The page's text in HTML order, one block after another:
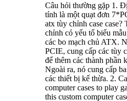
Câu hỏi thường gặp 1.
tính là một quạt đơn
atx tùy chỉnh case
chỉnh có yếu tố biểu
các bo mạch chủ ATX.
PCIE, cung cấp các tùy
để thêm các thành phần
Ngoài ra, nó cung cấp
các thiết bị kế thừa. 2.
computer cases to play
this custom computer